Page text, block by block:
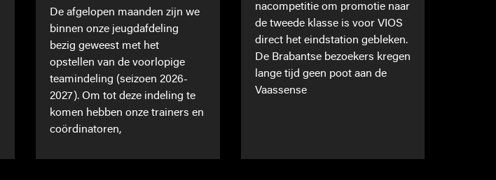
De afgelopen maanden zijn we
binnen onze jeugdafdeling
bezig geweest met het
opstellen van de voorlopige
teamindeling (seizoen 2026-
2027). Om tot deze indeling te
komen hebben onze trainers en
coördinatoren,
nacompetitie om promotie naar
de tweede klasse is voor VIOS
direct het eindstation gebleken.
De Brabantse bezoekers kregen
lange tijd geen poot aan de
Vaassense